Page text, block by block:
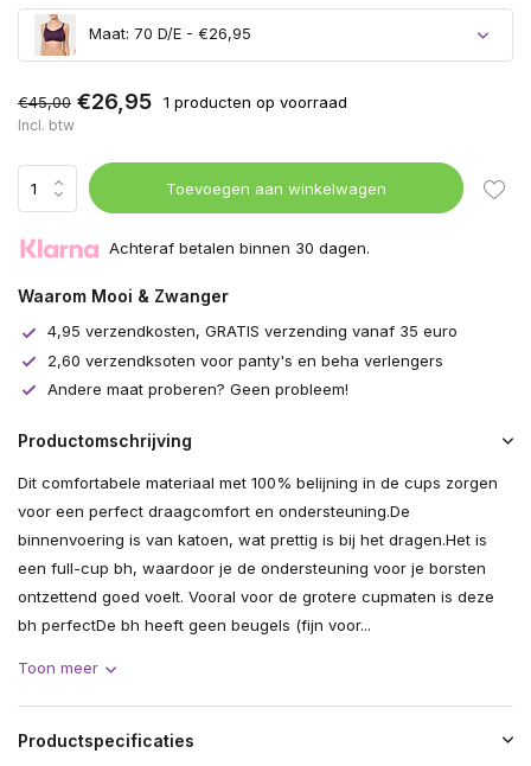
Maat: 70 D/E - €26,95
€45,00 €26,95 1 producten op voorraad
Incl. btw
Toevoegen aan winkelwagen
Achteraf betalen binnen 30 dagen.
Waarom Mooi & Zwanger
4,95 verzendkosten, GRATIS verzending vanaf 35 euro
2,60 verzendksoten voor panty's en beha verlengers
Andere maat proberen? Geen probleem!
Productomschrijving
Dit comfortabele materiaal met 100% belijning in de cups zorgen
voor een perfect draagcomfort en ondersteuning.De
binnenvoering is van katoen, wat prettig is bij het dragen.Het is
een full-cup bh, waardoor je de ondersteuning voor je borsten
ontzettend goed voelt. Vooral voor de grotere cupmaten is deze
bh perfectDe bh heeft geen beugels (fijn voor...
Toon meer
Productspecificaties